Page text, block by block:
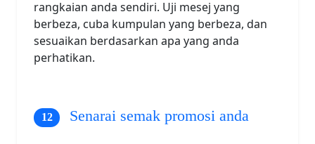
rangkaian anda sendiri. Uji mesej yang
berbeza, cuba kumpulan yang berbeza, dan
sesuaikan berdasarkan apa yang anda
perhatikan.
Senarai semak promosi anda